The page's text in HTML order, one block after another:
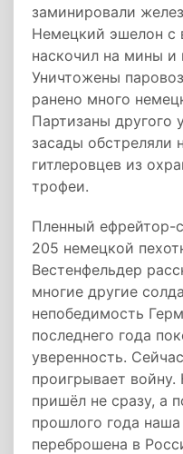
заминировали
Немецкий эшелон с
наскочил на мины и
Уничтожены
ранено много
Партизаны другого
засады обстреляли
гитлеровцев из
трофеи.
Пленный ефрейтор-
205 немецкой
Вестенфельдер
многие другие
непобедимость
последнего года
уверенность.
проигрывает
пришёл не сразу, а
прошлого года
переброшена в